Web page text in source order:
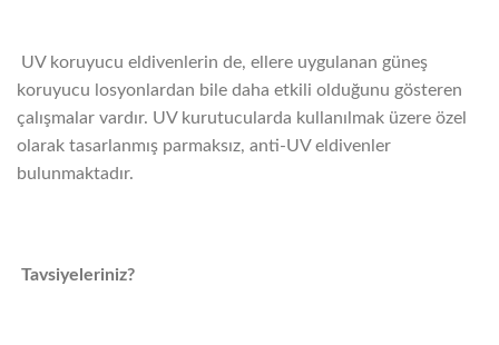
UV koruyucu eldivenlerin de, ellere uygulanan güneş
koruyucu losyonlardan bile daha etkili olduğunu gösteren
çalışmalar vardır. UV kurutucularda kullanılmak üzere özel
olarak tasarlanmış parmaksız, anti-UV eldivenler
bulunmaktadır.
Tavsiyeleriniz?